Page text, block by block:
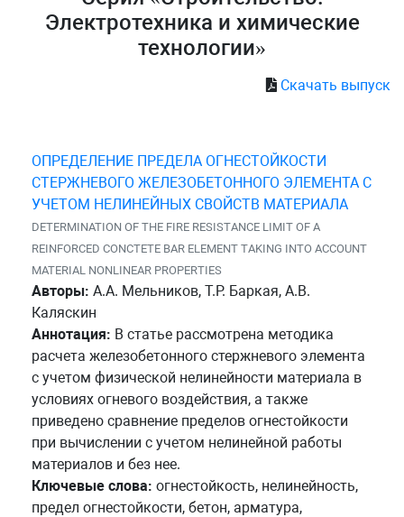
Электротехника и химические
технологии»
Скачать выпуск
ОПРЕДЕЛЕНИЕ ПРЕДЕЛА ОГНЕСТОЙКОСТИ
СТЕРЖНЕВОГО ЖЕЛЕЗОБЕТОННОГО ЭЛЕМЕНТА С
УЧЕТОМ НЕЛИНЕЙНЫХ СВОЙСТВ МАТЕРИАЛА
DETERMINATION OF THE FIRE RESISTANCE LIMIT OF A
REINFORCED CONCTETE BAR ELEMENT TAKING INTO ACCOUNT
MATERIAL NONLINEAR PROPERTIES
Авторы: А.А. Мельников, Т.Р. Баркая, А.В.
Каляскин
Аннотация: В статье рассмотрена методика
расчета железобетонного стержневого элемента
с учетом физической нелинейности материала в
условиях огневого воздействия, а также
приведено сравнение пределов огнестойкости
при вычислении с учетом нелинейной работы
материалов и без нее.
Ключевые слова: огнестойкость, нелинейность,
предел огнестойкости, бетон, арматура,